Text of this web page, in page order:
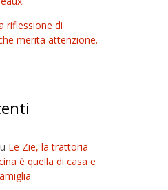
riflessione di
merita attenzione.
Le Zie, la trattoria
è quella di casa e